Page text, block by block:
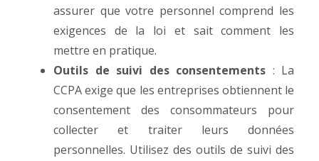
assurer que votre personnel comprend les
exigences de la loi et sait comment les
mettre en pratique.
Outils de suivi des consentements : La
CCPA exige que les entreprises obtiennent le
consentement des consommateurs pour
collecter et traiter leurs données
personnelles. Utilisez des outils de suivi des